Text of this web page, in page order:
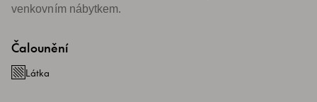
venkovním nábytkem.
Čalounění
Látka